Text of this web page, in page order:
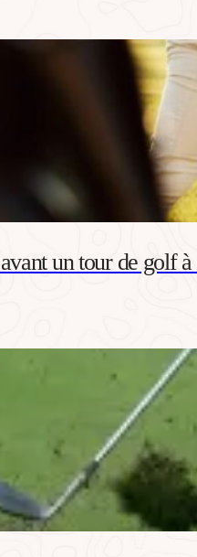
un tour de golf